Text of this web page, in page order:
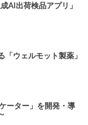
AI出荷検品アプリ」
「ウェルモット製薬」
ーター」を開発・導